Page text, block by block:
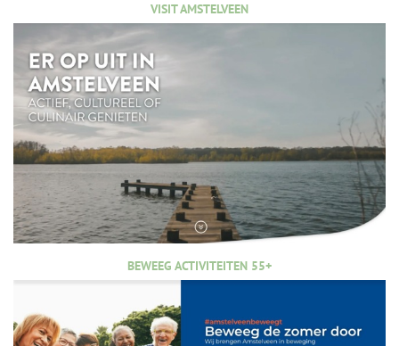
VISIT AMSTELVEEN
BEWEEG ACTIVITEITEN 55+